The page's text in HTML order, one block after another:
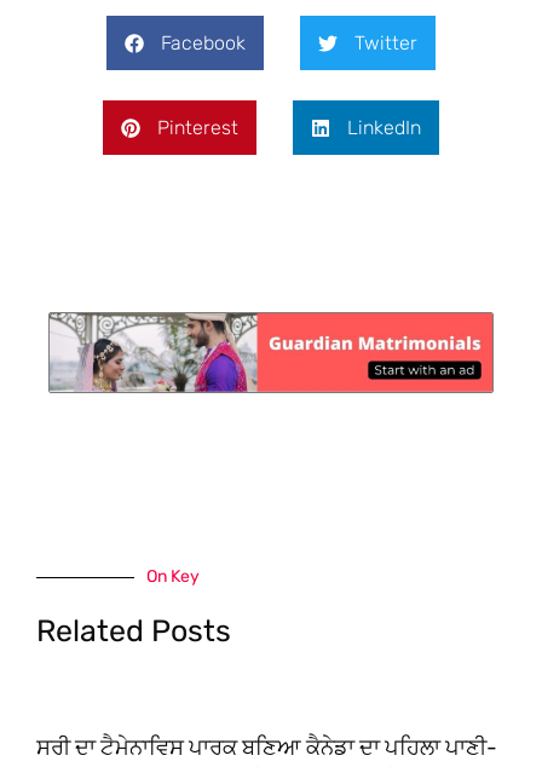
Facebook Twitter
Pinterest LinkedIn
On Key
Related Posts
ਸਰੀ ਦਾ ਟੈਮੇਨਾਵਿਸ ਪਾਰਕ ਬਣਿਆ ਕੈਨੇਡਾ ਦਾ ਪਹਿਲਾ ਪਾਣੀ-